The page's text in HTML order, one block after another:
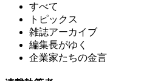
すべて
トピックス
雑誌アーカイブ
編集長がゆく
企業家たちの金言